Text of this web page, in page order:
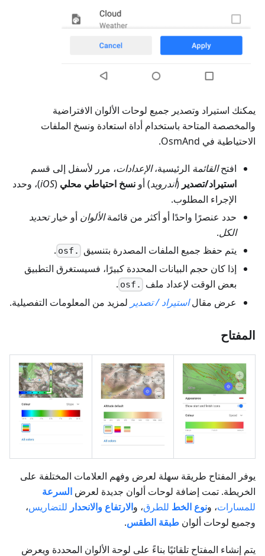
يمكنك استيراد وتصدير جميع لوحات الألوان الافتراضية
والمخصصة المتاحة باستخدام أداة استعادة ونسخ الملفات
الاحتياطية في OsmAnd.
افتحالقائمة الرئيسية،الإعدادات، مرر لأسفل إلى قسم
استيراد/تصدير (أندرويد) أو نسخ احتياطي محلي (
iOS)، وحدد
الإجراء المطلوب.
حدد عنصرًا واحدًا أو أكثر من قائمةالألوان أو خيارتحديد
الكل.
يتم حفظ جميع الملفات المصدرة بتنسيق
.osf
.
إذا كان حجم البيانات المحددة كبيرًا، فسيستغرق التطبيق
بعض الوقت لإعداد ملف
.osf
.
عرض مقالاستيراد / تصدير لمزيد من المعلومات التفصيلية.
المفتاح
يوفر المفتاح طريقة سهلة لعرض وفهم العلامات المختلفة على
الخريطة. تمت إضافة لوحات ألوان جديدة لعرض السرعة
للمسارات، ونوع الخط للطرق، والارتفاع والانحدار للتضاريس،
وجميع لوحات ألوان طبقة الطقس.
يتم إنشاء المفتاح تلقائيًا بناءً على لوحة الألوان المحددة ويعرض